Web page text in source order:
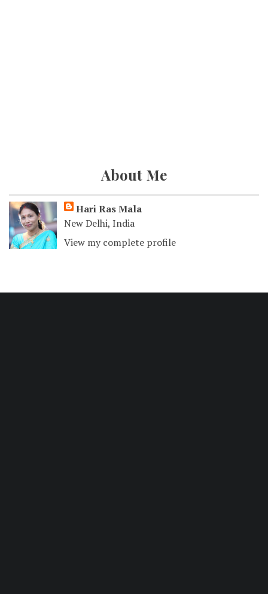
About Me
Hari Ras Mala
New Delhi, India
View my complete profile